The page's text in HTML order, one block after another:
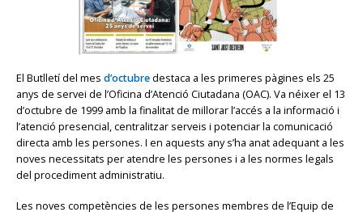
El Butlletí del mes d’octubredestaca a les primeres pàgines els 25
anys de servei de l’Oficina d’Atenció Ciutadana (OAC). Va néixer el 13
d’octubre de 1999 amb la finalitat de millorar l’accés a la informació i
l’atenció presencial, centralitzar serveis i potenciar la comunicació
directa amb les persones. I en aquests any s’ha anat adequant a les
noves necessitats per atendre les persones i a les normes legals
del procediment administratiu.
Les noves competències de les persones membres de l’Equip de